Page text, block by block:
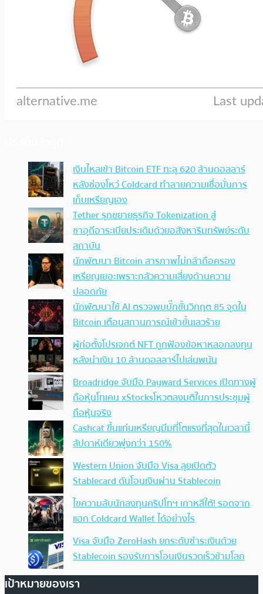
เงินไหลเข้า Bitcoin ETF ทะลุ 620 ล้านดอลลาร์
หลังช่องโหว่ Coldcard ทำลายความเชื่อมั่นการ
เก็บเหรียญเอง
Tether รุกขยายธุรกิจ Tokenization สู่
ซาอุดีอาระเบียประเดิมด้วยอสังหาริมทรัพย์ระดับ
สถาบัน
นักพัฒนา Bitcoin สารภาพไม่กล้าถือครอง
เหรียญเยอะเพราะกลัวความเสี่ยงด้านความ
ปลอดภัย
นักพัฒนาใช้ AI ตรวจพบบั๊กขั้นวิกฤต 85 จุดใน
Bitcoin เตือนสถานการณ์เข้าขั้นเลวร้าย
ผู้ก่อตั้งโปรเจกต์ NFT ถูกฟ้องข้อหาหลอกลงทุน
หลังนำเงิน 10 ล้านดอลลาร์ไปเล่นพนัน
Broadridge จับมือ Payward Services เปิดทางผู้
ถือหุ้นโทเคน xStocksโหวตลงมติในการประชุมผู้
ถือหุ้นจริง
Cashcat ขึ้นแท่นเหรียญมีมที่โตแรงที่สุดในเวลานี้
สัปดาห์เดียวพุ่งกว่า 150%
Western Union จับมือ Visa ลุยเปิดตัว
Stablecard ดันโอนเงินผ่าน Stablecoin
ไขความลับนักลงทุนคริปโทฯ เกาหลีใต้! รอดจาก
แฮก Coldcard Wallet ได้อย่างไร
Visa จับมือ ZeroHash ยกระดับชำระเงินด้วย
Stablecoin รองรับการโอนเงินรวดเร็วข้ามโลก
เป้าหมายของเรา